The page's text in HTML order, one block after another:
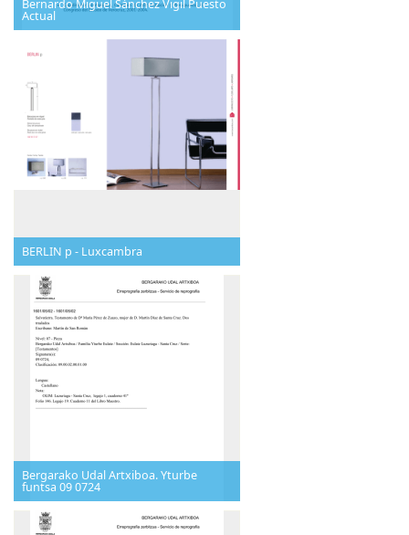
Bernardo Miguel Sánchez Vigil Puesto
Actual
BERLIN p - Luxcambra
Bergarako Udal Artxiboa. Yturbe
funtsa 09 0724